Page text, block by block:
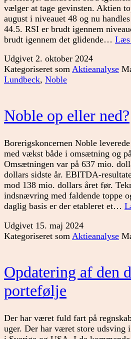
vælger at tage gevinsten. Aktien
august i niveauet 48 og nu
44.5. RSI er brudt igennem
brudt igennem det glidende… Læs
Udgivet 2. oktober 2024
Kategoriseret som Aktieanalyse
Lundbeck, Noble
Noble op eller ned?
Borerigskoncernen Noble
med vækst både i omsætning og
Omsætningen var på 637 mio.
dollars sidste år. EBITDA-
mod 138 mio. dollars året før.
indsnævring med faldende toppe
daglig basis er der etableret et…
Udgivet 15. maj 2024
Kategoriseret som Aktieanalyse
Opdatering af den
portefølje
Der har været fuld fart på
uger. Der har været store udsving